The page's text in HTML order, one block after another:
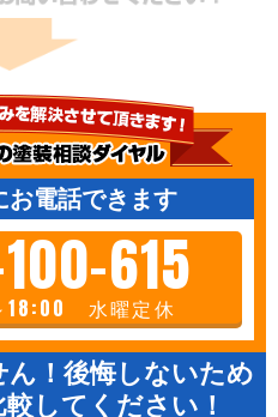
お電話できます
615
18:00 水曜定休
！後悔しないため
してください！